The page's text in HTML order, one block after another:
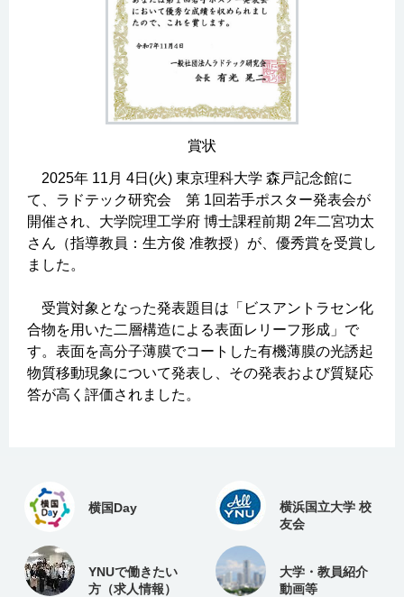
賞状
2025年 11月 4日(火) 東京理科大学 森戸記念館に
て、ラドテック研究会 第 1回若手ポスター発表会が
開催され、大学院理工学府 博士課程前期 2年二宮功太
さん（指導教員：生方俊 准教授）が、優秀賞を受賞し
ました。
受賞対象となった発表題目は「ビスアントラセン化
合物を用いた二層構造による表面レリーフ形成」で
す。表面を高分子薄膜でコートした有機薄膜の光誘起
物質移動現象について発表し、その発表および質疑応
答が高く評価されました。
横国Day
横浜国立大学 校
友会
YNUで働きたい
方（求人情報）
大学・教員紹介
動画等